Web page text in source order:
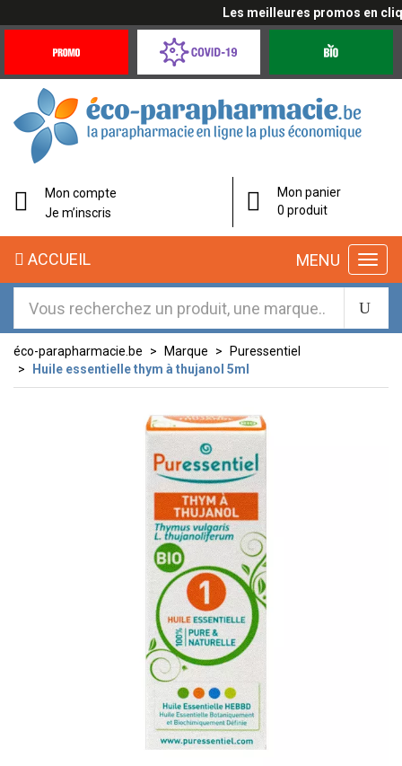
Les meilleures promos en
Offres
Coronavirus
éco-
parapharmacie.fr
éco-
parapharmacie.fr
Mon compte
Je m’inscris
Mon panier
0 produit
MENU
ACCUEIL
éco-parapharmacie.be Marque
Puressentiel
Huile essentielle thym à thujanol 5ml